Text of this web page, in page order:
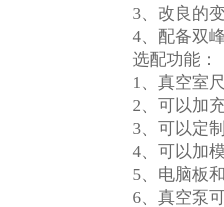
3、改良的
4、配备双
选配功能：
1、真空室
2、可以加
3、可以定
4、可以加
5、电脑板
6、真空泵